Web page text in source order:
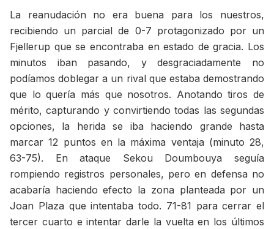
La reanudación no era buena para los nuestros,
recibiendo un parcial de 0-7 protagonizado por un
Fjellerup que se encontraba en estado de gracia. Los
minutos iban pasando, y desgraciadamente no
podíamos doblegar a un rival que estaba demostrando
que lo quería más que nosotros. Anotando tiros de
mérito, capturando y convirtiendo todas las segundas
opciones, la herida se iba haciendo grande hasta
marcar 12 puntos en la máxima ventaja (minuto 28,
63-75). En ataque Sekou Doumbouya seguía
rompiendo registros personales, pero en defensa no
acabaría haciendo efecto la zona planteada por un
Joan Plaza que intentaba todo. 71-81 para cerrar el
tercer cuarto e intentar darle la vuelta en los últimos